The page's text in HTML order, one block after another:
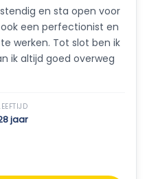
en sta open voor
een perfectionist en
werken. Tot slot ben ik
ik altijd goed overweg
jaar